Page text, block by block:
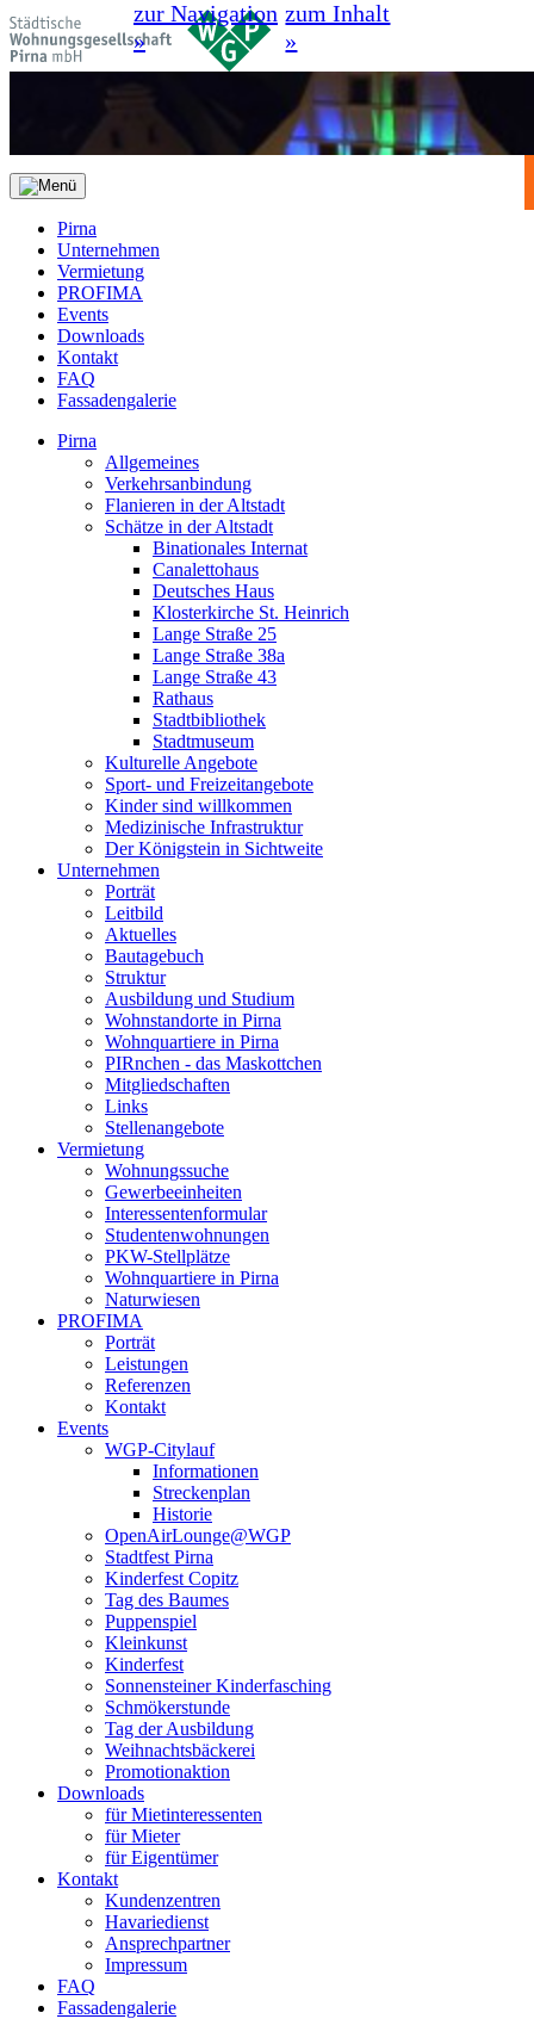
zur Navigation
»
zum Inhalt
»
Pirna
Unternehmen
Vermietung
PROFIMA
Events
Downloads
Kontakt
FAQ
Fassadengalerie
Pirna
Allgemeines
Verkehrsanbindung
Flanieren in der Altstadt
Schätze in der Altstadt
Binationales Internat
Canalettohaus
Deutsches Haus
Klosterkirche St. Heinrich
Lange Straße 25
Lange Straße 38a
Lange Straße 43
Rathaus
Stadtbibliothek
Stadtmuseum
Kulturelle Angebote
Sport- und Freizeitangebote
Kinder sind willkommen
Medizinische Infrastruktur
Der Königstein in Sichtweite
Unternehmen
Porträt
Leitbild
Aktuelles
Bautagebuch
Struktur
Ausbildung und Studium
Wohnstandorte in Pirna
Wohnquartiere in Pirna
PIRnchen - das Maskottchen
Mitgliedschaften
Links
Stellenangebote
Vermietung
Wohnungssuche
Gewerbeeinheiten
Interessentenformular
Studentenwohnungen
PKW-Stellplätze
Wohnquartiere in Pirna
Naturwiesen
PROFIMA
Porträt
Leistungen
Referenzen
Kontakt
Events
WGP-Citylauf
Informationen
Streckenplan
Historie
OpenAirLounge@WGP
Stadtfest Pirna
Kinderfest Copitz
Tag des Baumes
Puppenspiel
Kleinkunst
Kinderfest
Sonnensteiner Kinderfasching
Schmökerstunde
Tag der Ausbildung
Weihnachtsbäckerei
Promotionaktion
Downloads
für Mietinteressenten
für Mieter
für Eigentümer
Kontakt
Kundenzentren
Havariedienst
Ansprechpartner
Impressum
FAQ
Fassadengalerie